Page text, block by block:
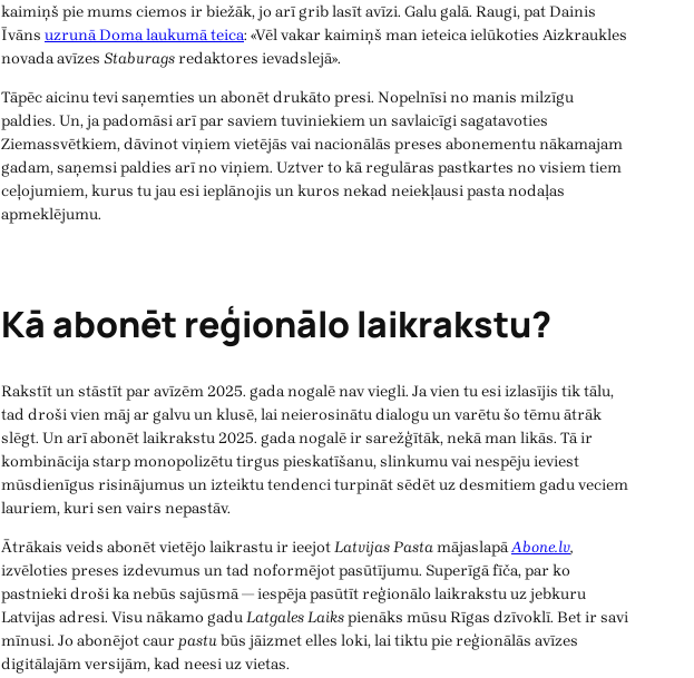
kaimiņš pie mums ciemos ir biežāk, jo arī grib lasīt avīzi. Galu galā. Raugi, pat Dainis
Īvāns uzrunā Doma laukumā teica: «Vēl vakar kaimiņš man ieteica ielūkoties Aizkraukles
novada avīzes Staburagsredaktores ievadslejā».
Tāpēc aicinu tevi saņemties un abonēt drukāto presi. Nopelnīsi no manis milzīgu
paldies. Un, ja padomāsi arī par saviem tuviniekiem un savlaicīgi sagatavoties
Ziemassvētkiem, dāvinot viņiem vietējās vai nacionālās preses abonementu nākamajam
gadam, saņemsi paldies arī no viņiem. Uztver to kā regulāras pastkartes no visiem tiem
ceļojumiem, kurus tu jau esi ieplānojis un kuros nekad neiekļausi pasta nodaļas
apmeklējumu.
Kā abonēt reģionālo laikrakstu?
Rakstīt un stāstīt par avīzēm 2025. gada nogalē nav viegli. Ja vien tu esi izlasījis tik tālu,
tad droši vien māj ar galvu un klusē, lai neierosinātu dialogu un varētu šo tēmu ātrāk
slēgt. Un arī abonēt laikrakstu 2025. gada nogalē ir sarežģītāk, nekā man likās. Tā ir
kombinācija starp monopolizētu tirgus pieskatīšanu, slinkumu vai nespēju ieviest
mūsdienīgus risinājumus un izteiktu tendenci turpināt sēdēt uz desmitiem gadu veciem
lauriem, kuri sen vairs nepastāv.
Ātrākais veids abonēt vietējo laikrastu ir ieejotLatvijas PastamājaslapāAbone.lv,
izvēloties preses izdevumus un tad noformējot pasūtījumu. Superīgā fīča, par ko
pastnieki droši ka nebūs sajūsmā — iespēja pasūtīt reģionālo laikrakstu uz jebkuru
Latvijas adresi. Visu nākamo gaduLatgales Laikspienāks mūsu Rīgas dzīvoklī. Bet ir savi
mīnusi. Jo abonējot caurpastubūs jāizmet elles loki, lai tiktu pie reģionālās avīzes
digitālajām versijām, kad neesi uz vietas.